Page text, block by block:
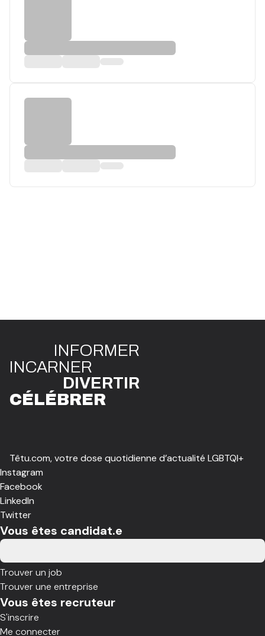
INFORMER
INCARNER
DIVERTIR
CÉLÉBRER
Têtu.com, votre dose quotidienne d’actualité LGBTQI+
Instagram
Facebook
LinkedIn
Twitter
Vous êtes candidat.e
Trouver un job
Trouver une entreprise
Vous êtes recruteur
S'inscrire
Me connecter